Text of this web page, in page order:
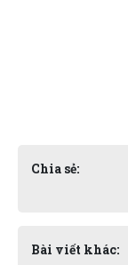
Chia sẻ:
Bài viết khác: